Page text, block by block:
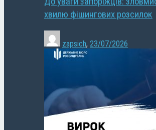
хвилю фішингових розсилок
zapsich, 23/07/2026